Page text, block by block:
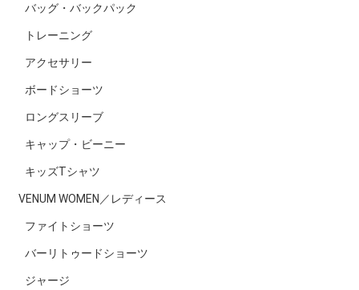
バッグ・バックパック
トレーニング
アクセサリー
ボードショーツ
ロングスリーブ
キャップ・ビーニー
キッズTシャツ
VENUM WOMEN／レディース
ファイトショーツ
バーリトゥードショーツ
ジャージ